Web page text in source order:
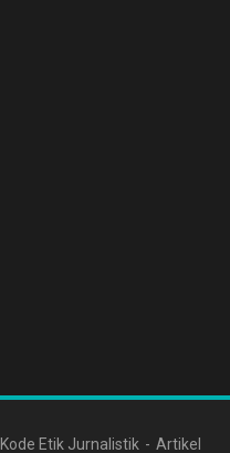
Kode Etik Jurnalistik Artikel